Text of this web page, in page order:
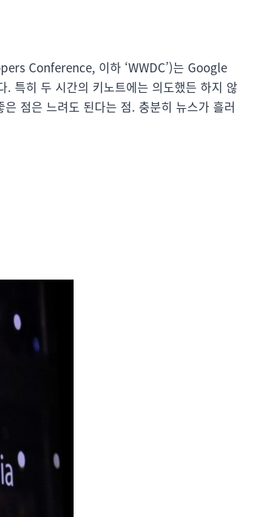
Conference, 이하 ‘WWDC’)는 Google
특히 두 시간의 키노트에는 의도했든 하지 않
점은 느려도 된다는 점. 충분히 뉴스가 흘러